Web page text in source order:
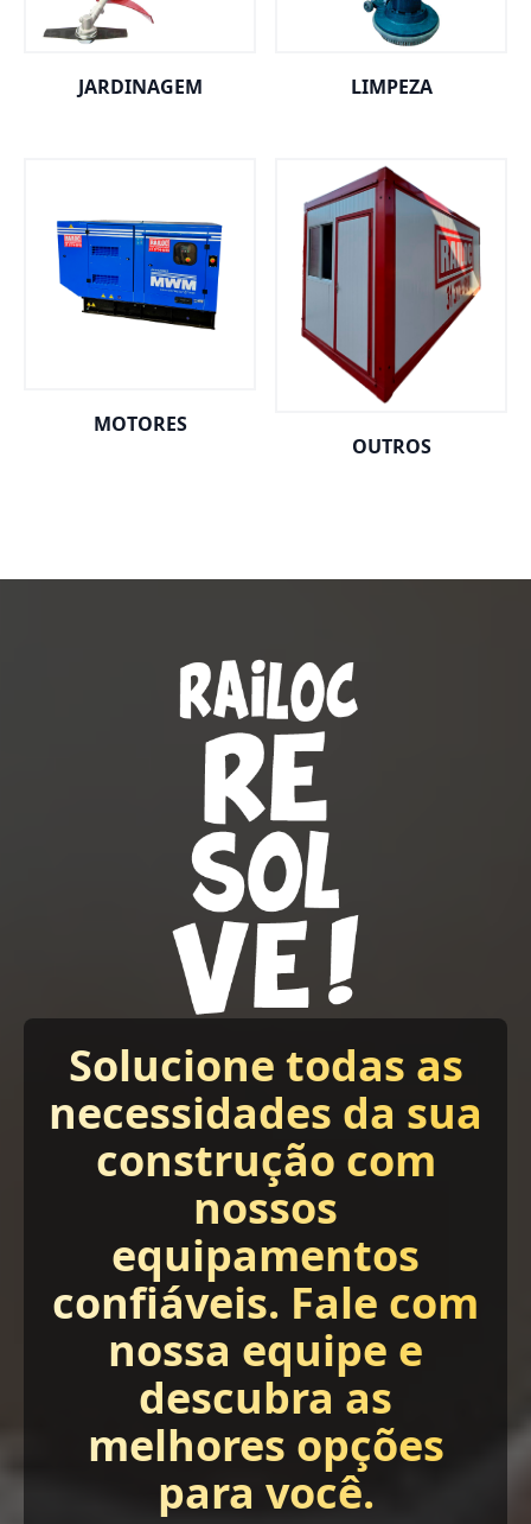
JARDINAGEM LIMPEZA
MOTORES
OUTROS
Solucione todas as
necessidades da sua
construção com
nossos
equipamentos
confiáveis. Fale com
nossa equipe e
descubra as
melhores opções
para você.